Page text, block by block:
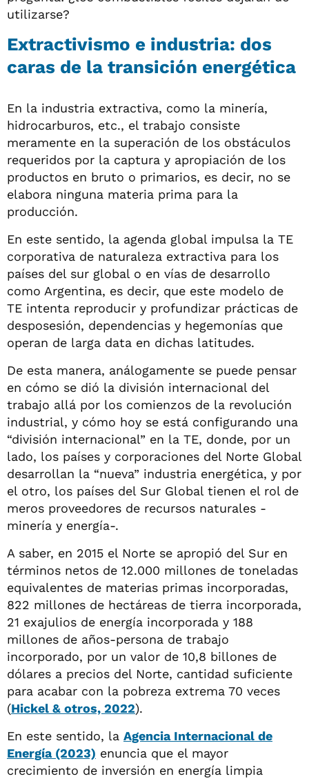
utilizarse?
Extractivismo e industria: dos
caras de la transición energética
En la industria extractiva, como la minería,
hidrocarburos, etc., el trabajo consiste
meramente en la superación de los obstáculos
requeridos por la captura y apropiación de los
productos en bruto o primarios, es decir, no se
elabora ninguna materia prima para la
producción.
En este sentido, la agenda global impulsa la TE
corporativa de naturaleza extractiva para los
países del sur global o en vías de desarrollo
como Argentina, es decir, que este modelo de
TE intenta reproducir y profundizar prácticas de
desposesión, dependencias y hegemonías que
operan de larga data en dichas latitudes.
De esta manera, análogamente se puede pensar
en cómo se dió la división internacional del
trabajo allá por los comienzos de la revolución
industrial, y cómo hoy se está configurando una
“división internacional” en la TE, donde, por un
lado, los países y corporaciones del Norte Global
desarrollan la “nueva” industria energética, y por
el otro, los países del Sur Global tienen el rol de
meros proveedores de recursos naturales -
minería y energía-.
A saber, en 2015 el Norte se apropió del Sur en
términos netos de 12.000 millones de toneladas
equivalentes de materias primas incorporadas,
822 millones de hectáreas de tierra incorporada,
21 exajulios de energía incorporada y 188
millones de años-persona de trabajo
incorporado, por un valor de 10,8 billones de
dólares a precios del Norte, cantidad suficiente
para acabar con la pobreza extrema 70 veces
(Hickel & otros, 2022).
En este sentido, la Agencia Internacional de
Energía (2023) enuncia que el mayor
crecimiento de inversión en energía limpia